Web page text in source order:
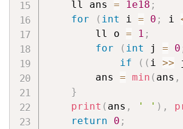
    ll ans
= 1e18 ;
for
( int i = 0 ; i
        ll o
= 1 ;
for
( int j = 0
if
( ( i >>
        ans
= min ( ans ,
}
print ( ans , ' ' ) ,
return
0 ;